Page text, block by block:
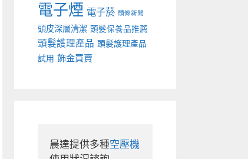
電子煙 電子菸 頭條新聞
頭皮深層清潔 頭髮保養品推薦
頭髮護理產品 頭髮護理產品
試用 飾金買賣
晨達提供多種空壓機